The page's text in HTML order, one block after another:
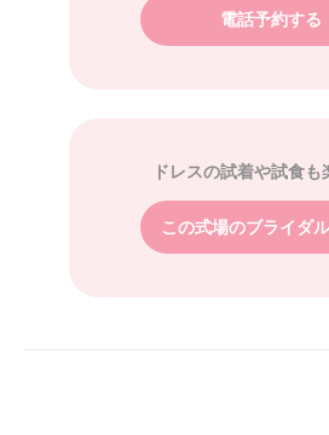
ジと相違ないか確認したほうがいい
電話予約する
ドレスの試着や試食も
この式場のブライダ